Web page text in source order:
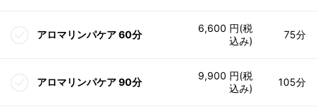
アロマリンパケア 60分
6,600 円(税
込み)
75分
アロマリンパケア 90分
9,900 円(税
込み)
105分